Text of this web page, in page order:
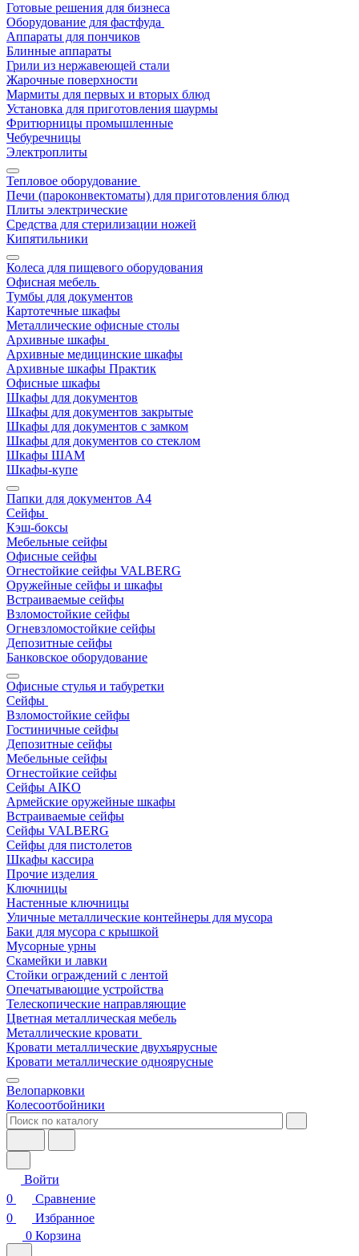
Готовые решения для бизнеса
Оборудование для фастфуда
Аппараты для пончиков
Блинные аппараты
Грили из нержавеющей стали
Жарочные поверхности
Мармиты для первых и вторых блюд
Установка для приготовления шаурмы
Фритюрницы промышленные
Чебуречницы
Электроплиты
Тепловое оборудование
Печи (пароконвектоматы) для приготовления блюд
Плиты электрические
Средства для стерилизации ножей
Кипятильники
Колеса для пищевого оборудования
Офисная мебель
Тумбы для документов
Картотечные шкафы
Металлические офисные столы
Архивные шкафы
Архивные медицинские шкафы
Архивные шкафы Практик
Офисные шкафы
Шкафы для документов
Шкафы для документов закрытые
Шкафы для документов с замком
Шкафы для документов со стеклом
Шкафы ШАМ
Шкафы-купе
Папки для документов A4
Сейфы
Кэш-боксы
Мебельные сейфы
Офисные сейфы
Огнестойкие сейфы VALBERG
Оружейные сейфы и шкафы
Встраиваемые сейфы
Взломостойкие сейфы
Огневзломостойкие сейфы
Депозитные сейфы
Банковское оборудование
Офисные стулья и табуретки
Сейфы
Взломостойкие сейфы
Гостиничные сейфы
Депозитные сейфы
Мебельные сейфы
Огнестойкие сейфы
Сейфы AIKO
Армейские оружейные шкафы
Встраиваемые сейфы
Сейфы VALBERG
Сейфы для пистолетов
Шкафы кассира
Прочие изделия
Ключницы
Настенные ключницы
Уличные металлические контейнеры для мусора
Баки для мусора с крышкой
Мусорные урны
Скамейки и лавки
Стойки ограждений с лентой
Опечатывающие устройства
Телескопические направляющие
Цветная металлическая мебель
Металлические кровати
Кровати металлические двухъярусные
Кровати металлические одноярусные
Велопарковки
Колесоотбойники
Войти
0
Сравнение
0
Избранное
0 Корзина